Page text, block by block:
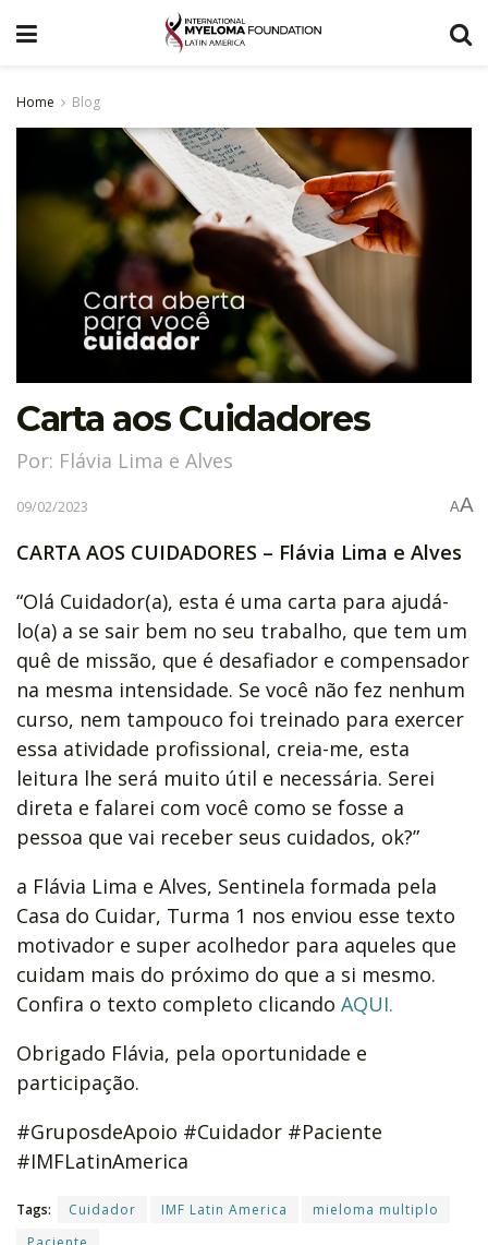
Home Blog
Carta aos Cuidadores
Por: Flávia Lima e Alves
09/02/2023 AA
CARTA AOS CUIDADORES – Flávia Lima e Alves
“Olá Cuidador(a), esta é uma carta para ajudá-
lo(a) a se sair bem no seu trabalho, que tem um
quê de missão, que é desafiador e compensador
na mesma intensidade. Se você não fez nenhum
curso, nem tampouco foi treinado para exercer
essa atividade profissional, creia-me, esta
leitura lhe será muito útil e necessária. Serei
direta e falarei com você como se fosse a
pessoa que vai receber seus cuidados, ok?”
a Flávia Lima e Alves, Sentinela formada pela
Casa do Cuidar, Turma 1 nos enviou esse texto
motivador e super acolhedor para aqueles que
cuidam mais do próximo do que a si mesmo.
Confira o texto completo clicando AQUI.
Obrigado Flávia, pela oportunidade e
participação.
#GruposdeApoio #Cuidador #Paciente
#IMFLatinAmerica
Tags: Cuidador IMF Latin America
mieloma multiplo